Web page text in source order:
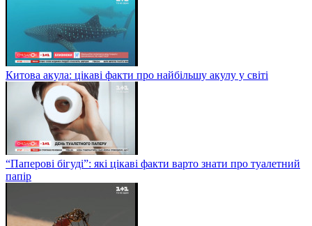
Китова акула: цікаві факти про найбільшу акулу у світі
“Паперові бігуді”: які цікаві факти варто знати про туалетний
папір